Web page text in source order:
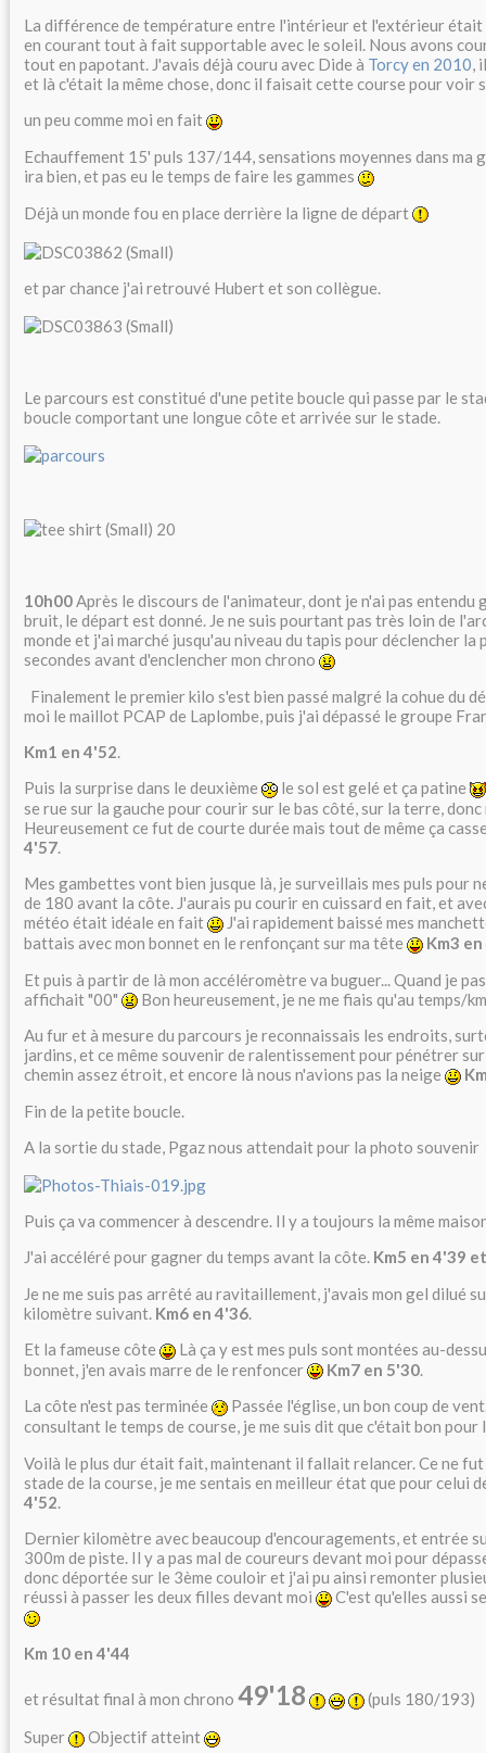
La différence de température entre l'intérieur et l'extérieur était
en courant tout à fait supportable avec le soleil. Nous avons
tout en papotant. J'avais déjà couru avec Dide à Torcy en 2010,
et là c'était la même chose, donc il faisait cette course pour voir
un peu comme moi en fait
Echauffement 15' puls 137/144, sensations moyennes dans ma
ira bien, et pas eu le temps de faire les gammes
Déjà un monde fou en place derrière la ligne de départ
et par chance j'ai retrouvé Hubert et son collègue.
Le parcours est constitué d'une petite boucle qui passe par le
boucle comportant une longue côte et arrivée sur le stade.
10h00Après le discours de l'animateur, dont je n'ai pas entendu
bruit, le départ est donné. Je ne suis pourtant pas très loin de
monde et j'ai marché jusqu'au niveau du tapis pour déclencher la
secondes avant d'enclencher mon chrono
Finalement le premier kilo s'est bien passé malgré la cohue du
moi le maillot PCAP de Laplombe, puis j'ai dépassé le groupe
Km1 en 4'52.
Puis la surprise dans le deuxième
le sol est gelé et ça patine
se rue sur la gauche pour courir sur le bas côté, sur la terre,
Heureusement ce fut de courte durée mais tout de même ça
4'57.
Mes gambettes vont bien jusque là, je surveillais mes puls pour
de 180 avant la côte. J'aurais pu courir en cuissard en fait, et
météo était idéale en fait
J'ai rapidement baissé mes
battais avec mon bonnet en le renfonçant sur ma tête
Km3
Et puis à partir de là mon accéléromètre va buguer... Quand je
affichait "00"
Bon heureusement, je ne me fiais qu'au temps/
Au fur et à mesure du parcours je reconnaissais les endroits,
jardins, et ce même souvenir de ralentissement pour pénétrer
chemin assez étroit, et encore là nous n'avions pas la neige
Fin de la petite boucle.
A la sortie du stade, Pgaz nous attendait pour la photo souvenir
Puis ça va commencer à descendre. Il y a toujours la même
J'ai accéléré pour gagner du temps avant la côte. Km5 en 4'39
Je ne me suis pas arrêté au ravitaillement, j'avais mon gel dilué
kilomètre suivant. Km6 en 4'36.
Et la fameuse côte
Là ça y est mes puls sont montées au-
bonnet, j'en avais marre de le renfoncer
Km7 en 5'30.
La côte n'est pas terminée
Passée l'église, un bon coup de
consultant le temps de course, je me suis dit que c'était bon pour
Voilà le plus dur était fait, maintenant il fallait relancer. Ce ne fut
stade de la course, je me sentais en meilleur état que pour celui
4'52.
Dernier kilomètre avec beaucoup d'encouragements, et entrée
300m de piste. Il y a pas mal de coureurs devant moi pour
donc déportée sur le 3ème couloir et j'ai pu ainsi remonter
réussi à passer les deux filles devant moi
C'est qu'elles aussi
Km 10 en 4'44
et résultat final à mon chrono 49'18
(puls 180/193)
Super
Objectif atteint